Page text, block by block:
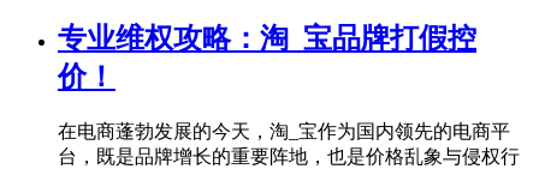
专业维权攻略：淘_宝品牌打假控
价！
在电商蓬勃发展的今天，淘_宝作为国内领先的电商平
台，既是品牌增长的重要阵地，也是价格乱象与侵权行